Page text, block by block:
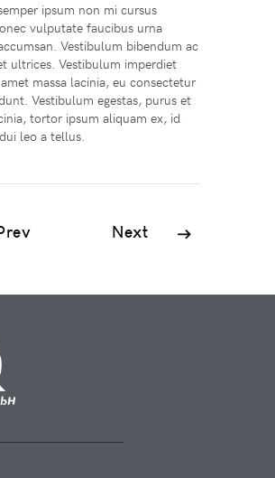
ipsum non mi cursus
vulputate faucibus urna
Vestibulum bibendum ac
ultrices. Vestibulum imperdiet
massa lacinia, eu consectetur
Vestibulum egestas, purus et
tortor ipsum aliquam ex, id
leo a tellus.
Next